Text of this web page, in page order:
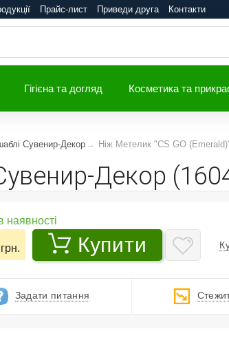
Прайс-лист Приведи друга Контакти
Гігієна та догляд Косметика та
Сувенир-Декор Ніж Метелик "CS GO
Декор
наявності
грн. Купити
Задати питання